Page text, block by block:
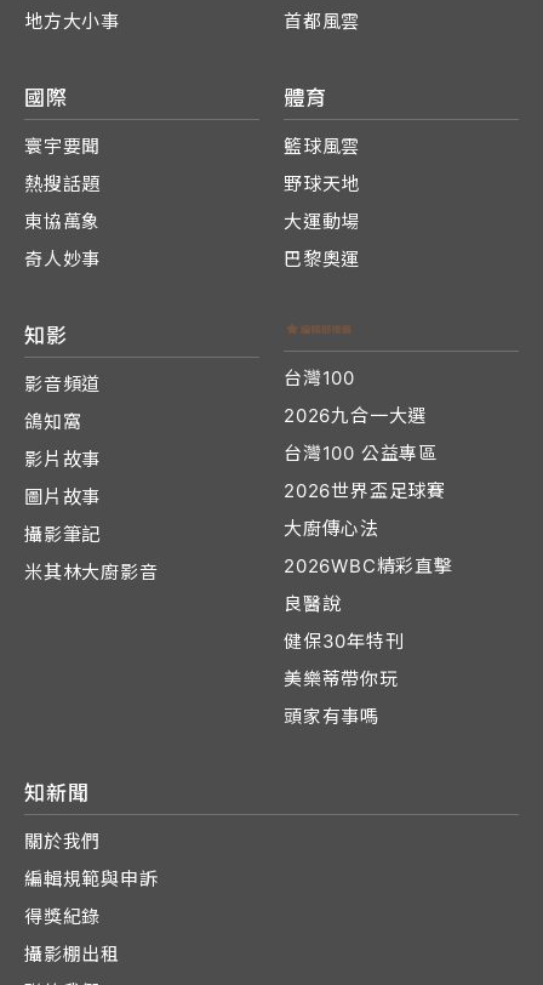
地方大小事
首都風雲
國際
寰宇要聞
熱搜話題
東協萬象
奇人妙事
體育
籃球風雲
野球天地
大運動場
巴黎奧運
知影
影音頻道
鴿知窩
影片故事
圖片故事
攝影筆記
米其林大廚影音
台灣100
2026九合一大選
台灣100 公益專區
2026世界盃足球賽
大廚傳心法
2026WBC精彩直擊
良醫說
健保30年特刊
美樂蒂帶你玩
頭家有事嗎
知新聞
關於我們
編輯規範與申訴
得獎紀錄
攝影棚出租